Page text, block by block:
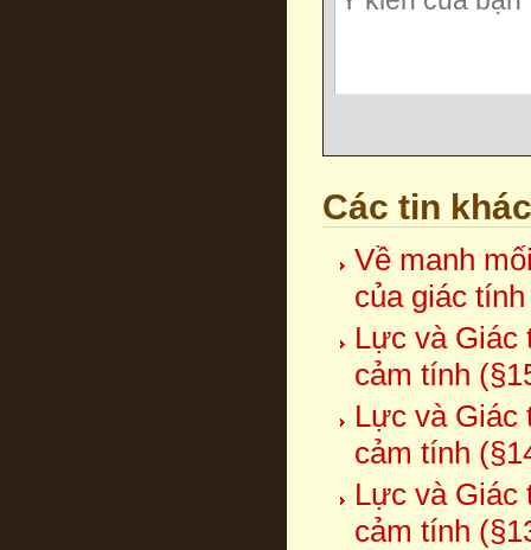
Các tin khác
Về manh
của giác
Lực và Giác
cảm tính
Lực và Giác
cảm tính
Lực và Giác
cảm tính